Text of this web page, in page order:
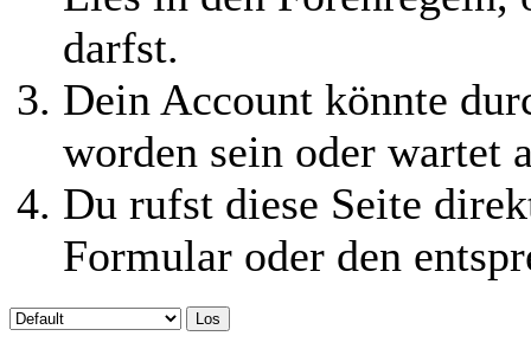
darfst.
Dein Account könnte
worden sein oder wartet
Du rufst diese Seite
Formular oder den